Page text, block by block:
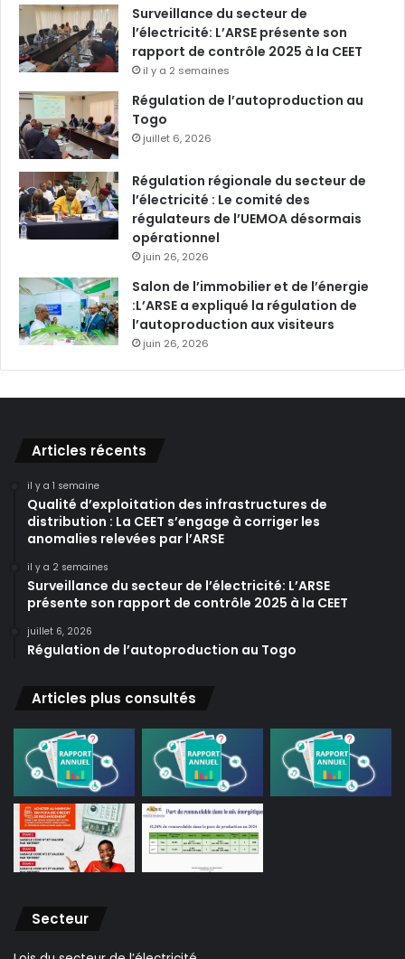
Surveillance du secteur de
l’électricité: L’ARSE présente son
rapport de contrôle 2025 à la CEET
il y a 2 semaines
Régulation de l’autoproduction au
Togo
juillet 6, 2026
Régulation régionale du secteur de
l’électricité : Le comité des
régulateurs de l’UEMOA désormais
opérationnel
juin 26, 2026
Salon de l’immobilier et de l’énergie
:L’ARSE a expliqué la régulation de
l’autoproduction aux visiteurs
juin 26, 2026
Articles récents
il y a 1 semaine
Qualité d’exploitation des infrastructures de
distribution : La CEET s’engage à corriger les
anomalies relevées par l’ARSE
il y a 2 semaines
Surveillance du secteur de l’électricité: L’ARSE
présente son rapport de contrôle 2025 à la CEET
juillet 6, 2026
Régulation de l’autoproduction au Togo
Articles plus consultés
Secteur